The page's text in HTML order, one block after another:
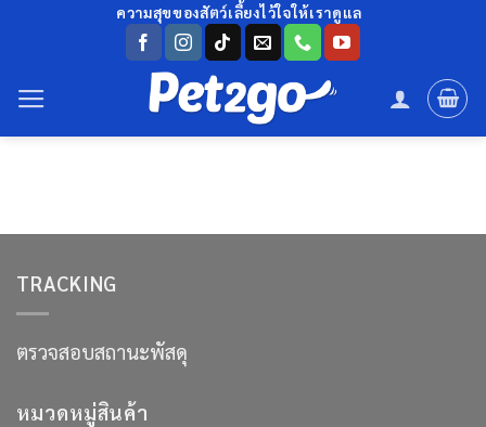
เนื้อหา
ความสุขของสัตว์เลี้ยงไว้ใจให้เราดูแล
TRACKING
ตรวจสอบสถานะพัสดุ
หมวดหมู่สินค้า